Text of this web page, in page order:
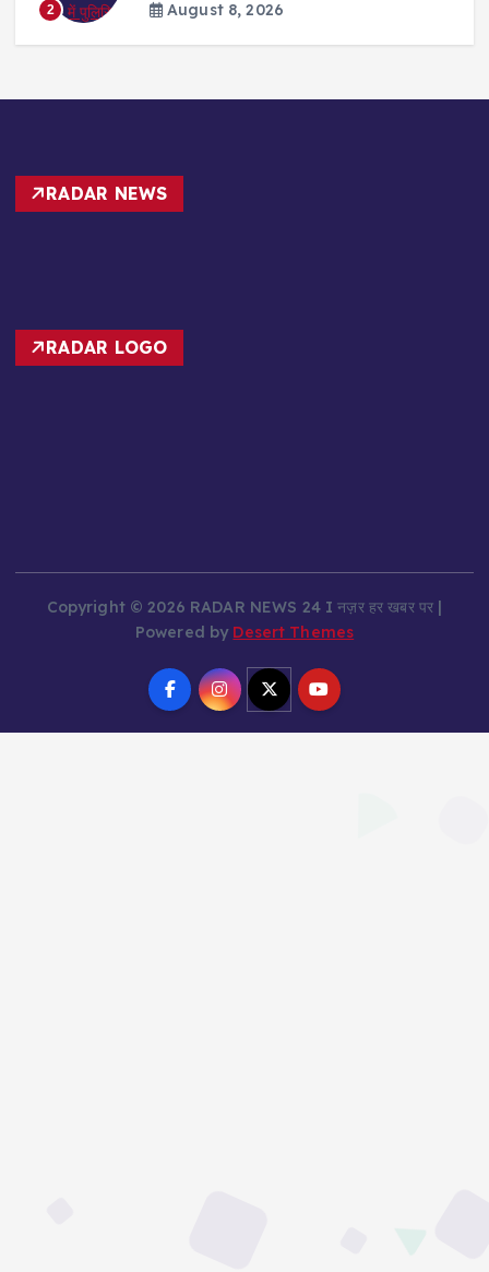
3
RADAR NEWS
RADAR LOGO
Copyright © 2026 RADAR NEWS 24 I नज़र हर खबर पर |
Powered by Desert Themes